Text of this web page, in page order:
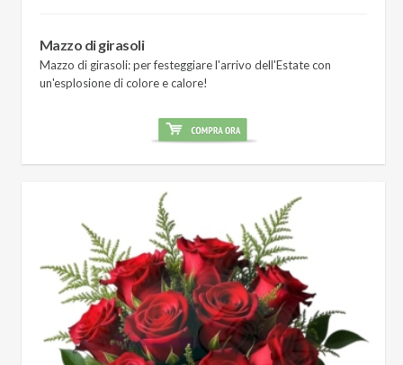
Mazzo di girasoli
Mazzo di girasoli: per festeggiare l'arrivo dell'Estate con
un'esplosione di colore e calore!